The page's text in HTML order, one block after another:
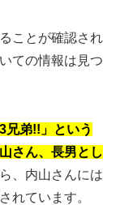
ことが確認され
ての情報は見つ
兄弟!!」という
さん、長男とし
、内山さんには
れています。